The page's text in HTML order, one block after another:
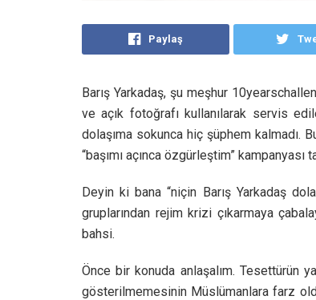
Paylaş
Barış Yarkadaş, şu meşhur
ve açık fotoğrafı kullanılarak servis
dolaşıma sokunca hiç şüphem kalmadı.
“başımı açınca özgürleştim” kampanyası
Deyin ki bana “niçin Barış Yarkadaş
gruplarından rejim krizi çıkarmaya
bahsi.
Önce bir konuda anlaşalım. Tesettürün
gösterilmemesinin Müslümanlara farz